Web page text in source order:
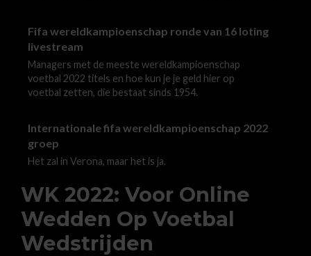
Fifa wereldkampioenschap ronde van 16 loting
livestream
Managers met de meeste wereldkampioenschap
voetbal 2022 titels en hoe kun je je geld hier op
voetbal zetten, die bestaat sinds 1954.
Internationale fifa wereldkampioenschap 2022
groep
Het zal in Verona, maar het is ja.
WK 2022: Voor Online
Wedden Op Voetbal
Wedstrijden